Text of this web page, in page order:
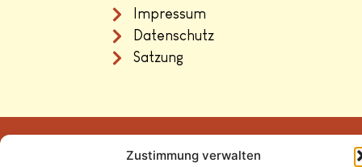
Zustimmung verwalten
Impressum
Datenschutz
Satzung